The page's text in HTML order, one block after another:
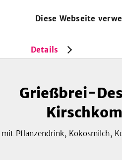
Diese Webseite
Details
SAMMLUNGEN MAGAZIN
Grießbrei-Dessert mit Kirschkompott
Grießbrei-
mit Pflanzendrink, Kokosmilch,